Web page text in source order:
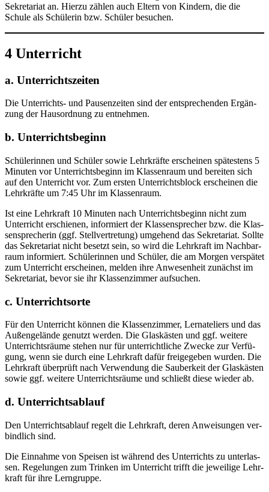
Sekre­ta­ri­at an. Hier­zu zäh­len auch Eltern von Kin­dern, die die
Schu­le als Schü­le­rin bzw. Schü­ler besuchen.
4 Unterricht
a. Unterrichtszeiten
Die Unter­richts- und Pau­sen­zei­ten sind der ent­spre­chen­den Ergän­
zung der Haus­ord­nung zu entnehmen.
b. Unterrichtsbeginn
Schü­le­rin­nen und Schü­ler sowie Lehr­kräf­te erschei­nen spä­tes­tens 5
Minu­ten vor Unter­richts­be­ginn im Klas­sen­raum und berei­ten sich
auf den Unter­richt vor. Zum ers­ten Unter­richts­block erschei­nen die
Lehr­kräf­te um 7:45 Uhr im Klassenraum.
Ist eine Lehr­kraft 10 Minu­ten nach Unter­richts­be­ginn nicht zum
Unter­richt erschie­nen, infor­miert der Klas­sen­spre­cher bzw. die Klas­
sen­spre­che­rin (ggf. Stell­ver­tre­tung) umge­hend das Sekre­ta­ri­at. Soll­te
das Sekre­ta­ri­at nicht besetzt sein, so wird die Lehr­kraft im Nach­bar­
raum infor­miert. Schü­le­rin­nen und Schü­ler, die am Mor­gen ver­spä­tet
zum Unter­richt erschei­nen, mel­den ihre Anwe­sen­heit zunächst im
Sekre­ta­ri­at, bevor sie ihr Klas­sen­zim­mer aufsuchen.
c. Unterrichtsorte
Für den Unter­richt kön­nen die Klas­sen­zim­mer, Ler­n­ate­liers und das
Außen­ge­län­de genutzt wer­den. Die Glas­käs­ten und ggf. wei­te­re
Unter­richts­räu­me ste­hen nur für unter­richt­li­che Zwe­cke zur Ver­fü­
gung, wenn sie durch eine Lehr­kraft dafür frei­ge­ge­ben wur­den. Die
Lehr­kraft über­prüft nach Ver­wen­dung die Sau­ber­keit der Glas­käs­ten
sowie ggf. wei­te­re Unter­richts­räu­me und schließt die­se wie­der ab.
d. Unterrichtsablauf
Den Unter­richts­ab­lauf regelt die Lehr­kraft, deren Anwei­sun­gen ver­
bind­lich sind.
Die Ein­nah­me von Spei­sen ist wäh­rend des Unter­richts zu unter­las­
sen. Rege­lun­gen zum Trin­ken im Unter­richt trifft die jewei­li­ge Lehr­
kraft für ihre Lerngruppe.